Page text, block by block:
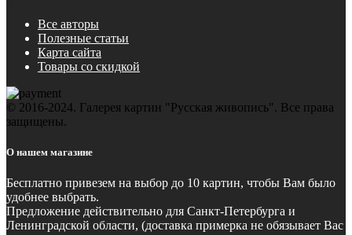
Все авторы
Полезные статьи
Карта сайта
Товары со скидкой
© 2016-2024. Галерея картин "Русская живопись". Все права
защищены.
О нашем магазине
Бесплатно привезем на выбор до 10 картин, чтобы Вам было
удобнее выбрать.
Предложение действительно для Санкт-Петербурга и
Ленинградской области, (доставка примерка не обязывает Вас